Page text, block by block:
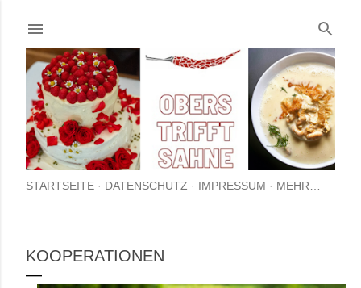
STARTSEITE DATENSCHUTZ IMPRESSUM MEHR…
KOOPERATIONEN